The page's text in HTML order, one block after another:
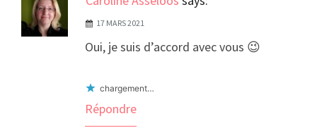
17 MARS 2021
Oui, je suis d’accord avec vous 😉
chargement…
Répondre